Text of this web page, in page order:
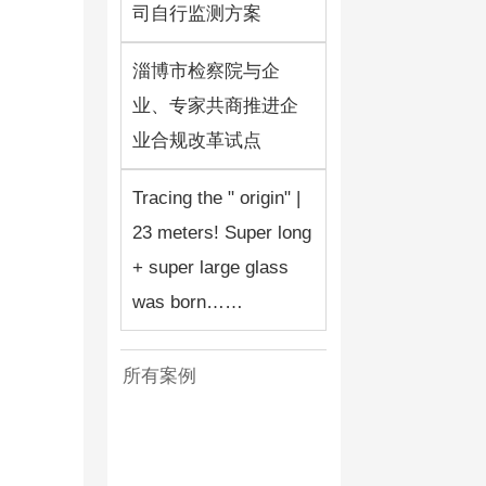
司自行监测方案
淄博市检察院与企
业、专家共商推进企
业合规改革试点
Tracing the " origin" |
23 meters! Super long
+ super large glass
was born……
所有案例